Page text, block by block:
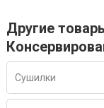
Другие
Сушилки